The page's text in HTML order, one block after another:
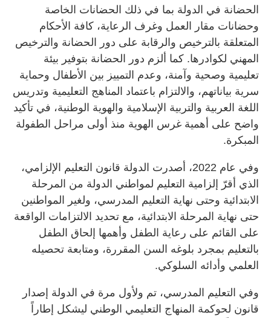
الحضانة في الدولة بما في ذلك الحضانات الخاصة
وحضانات مقار العمل وغرف الرعاية، كافة الأحكام
المتعلقة بالترخيص والرقابة على دور الحضانة والترخيص
المهني لكوادرها. كما ألزم دور الحضانة بتوفير بيئة
تعليمية وصحية وآمنة، وعدم التمييز بين الأطفال وحماية
سرية بياناتهم، والالتزام باعتماد المناهج التعليمية وتدريس
اللغة العربية والتربية الإسلامية والهوية الوطنية، في تأكيد
واضح على أهمية غرس الهوية منذ أولى مراحل الطفولة
المبكرة.
وفي عام 2022، أصدرت الدولة قانون التعليم الإلزامي،
الذي أقرّ إلزامية التعليم لمواطني الدولة من المرحلة
الابتدائية وحتى نهاية التعليم المدرسي، ولغير المواطنين
حتى نهاية المرحلة الابتدائية، مع تحديد الالتزامات الواقعة
على القائم على رعاية الطفل وأهمها إلحاق الطفل
بالتعليم بمجرد بلوغه السن المقررة، ومتابعة تحصيله
العلمي وأدائه السلوكي.
وفي التعليم المدرسي، تم ولأول مرة في الدولة إصدار
قانون لحوكمة المنهاج التعليمي الوطني ليشكل إطاراً